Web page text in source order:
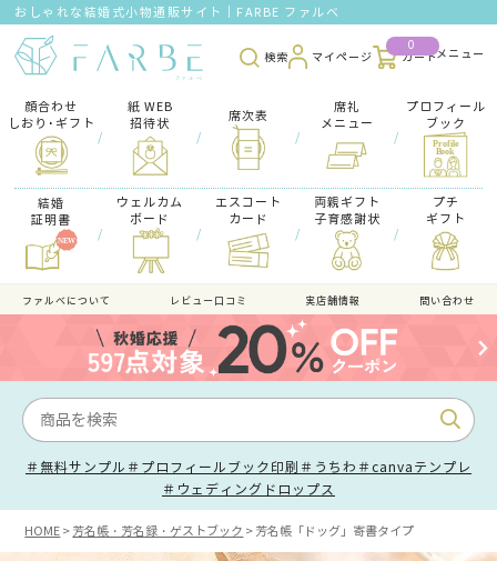
おしゃれな結婚式小物通販サイト｜FARBE ファルベ
検索 マイページ
0
カート
顔合わせ
しおり･ギフト
/
紙 WEB
招待状
/
席次表
/
席礼
メニュー
/
プロフィール
ブック
結婚
証明書
/
ウェルカム
ボード
/
エスコート
カード
/
両親ギフト
子育感謝状
/
プチ
ギフト
ファルべについて レビュー口コミ 実店舗情報 問い合わせ
＃無料サンプル ＃プロフィールブック印刷 ＃うちわ ＃canvaテンプレ
＃ウェディングドロップス
HOME 芳名帳・芳名録・ゲストブック 芳名帳「ドッグ」寄書タイプ